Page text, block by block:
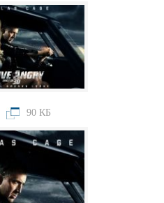
90 КБ